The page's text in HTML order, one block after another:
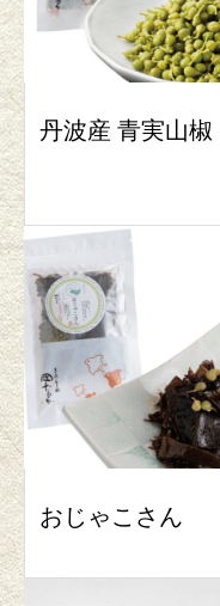
丹波産 青実山椒
おじゃこさん